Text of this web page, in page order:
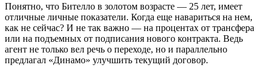
Понятно, что Бителло в золотом возрасте — 25 лет, имеет
отличные личные показатели. Когда еще навариться на нем,
как не сейчас? И не так важно — на процентах от трансфера
или на подъемных от подписания нового контракта. Ведь
агент не только вел речь о переходе, но и параллельно
предлагал «Динамо» улучшить текущий договор.